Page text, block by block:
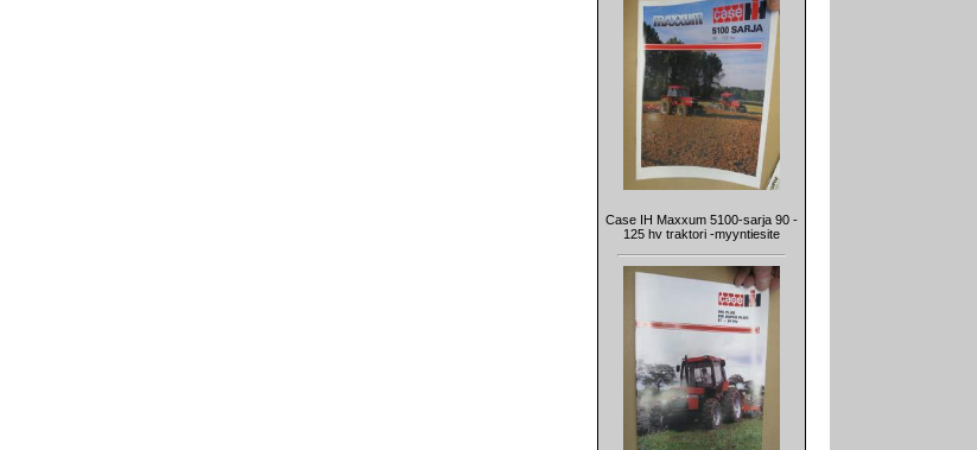
Case IH Maxxum 5100-sarja 90 -
125 hv traktori -myyntiesite